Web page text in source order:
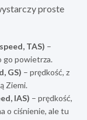
proste
TAS) –
go powietrza.
GS) – prędkość, z
Ziemi.
IAS) – prędkość,
o ciśnienie, ale tu